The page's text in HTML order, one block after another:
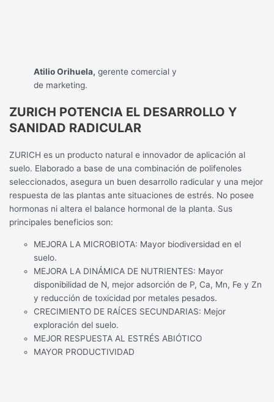
Atilio Orihuela, gerente comercial y
de marketing.
ZURICH POTENCIA EL DESARROLLO Y
SANIDAD RADICULAR
ZURICH es un producto natural e innovador de aplicación al
suelo. Elaborado a base de una combinación de polifenoles
seleccionados, asegura un buen desarrollo radicular y una mejor
respuesta de las plantas ante situaciones de estrés. No posee
hormonas ni altera el balance hormonal de la planta. Sus
principales beneficios son:
MEJORA LA MICROBIOTA: Mayor biodiversidad en el
suelo.
MEJORA LA DINÁMICA DE NUTRIENTES: Mayor
disponibilidad de N, mejor adsorción de P, Ca, Mn, Fe y Zn
y reducción de toxicidad por metales pesados.
CRECIMIENTO DE RAÍCES SECUNDARIAS: Mejor
exploración del suelo.
MEJOR RESPUESTA AL ESTRÉS ABIÓTICO
MAYOR PRODUCTIVIDAD